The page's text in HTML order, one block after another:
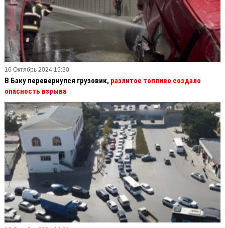
16 Октябрь 2024 15:30
В Баку перевернулся грузовик, разлитое топливо создало
опасность взрыва